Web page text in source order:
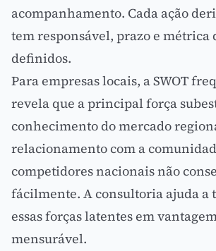
acompanhamento. Cada ação
tem responsável, prazo e métrica
definidos.
Para empresas locais, a SWOT
revela que a principal força
conhecimento do mercado
relacionamento com a
competidores nacionais não
fácilmente. A consultoria ajuda a
essas forças latentes em
mensurável.